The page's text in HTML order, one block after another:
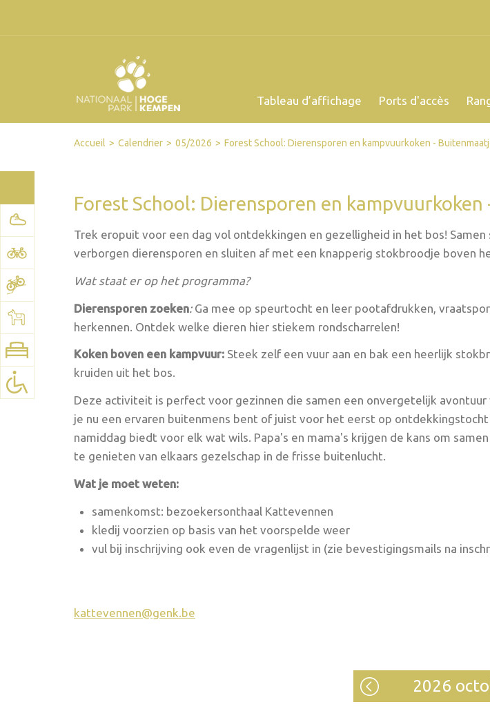
Tableau d’affichage Ports d'accès
Facebook
TwitterSend by email
Printer-friendly version
Accueil Calendrier 05/2026 Forest School: Dierensporen en kampvuurkoken -
Forest School: Dierensporen en
Voir la carte:
Google Maps
Trek eropuit voor een dag vol ontdekkingen en gezelligheid in het bos! Samen
verborgen dierensporen en sluiten af met een knapperig stokbroodje boven
Wat staat er op het programma?
Dierensporen zoeken: Ga mee op speurtocht en leer pootafdrukken,
herkennen. Ontdek welke dieren hier stiekem rondscharrelen!
Koken boven een kampvuur: Steek zelf een vuur aan en bak een heerlijk
kruiden uit het bos.
Deze activiteit is perfect voor gezinnen die samen een onvergetelijk avontuur
je nu een ervaren buitenmens bent of juist voor het eerst op
namiddag biedt voor elk wat wils. Papa's en mama's krijgen de kans om
te genieten van elkaars gezelschap in de frisse buitenlucht.
Wat je moet weten:
samenkomst: bezoekersonthaal Kattevennen
kledij voorzien op basis van het voorspelde weer
vul bij inschrijving ook even de vragenlijst in (zie bevestigingsmails na
kattevennen@genk.be
2026